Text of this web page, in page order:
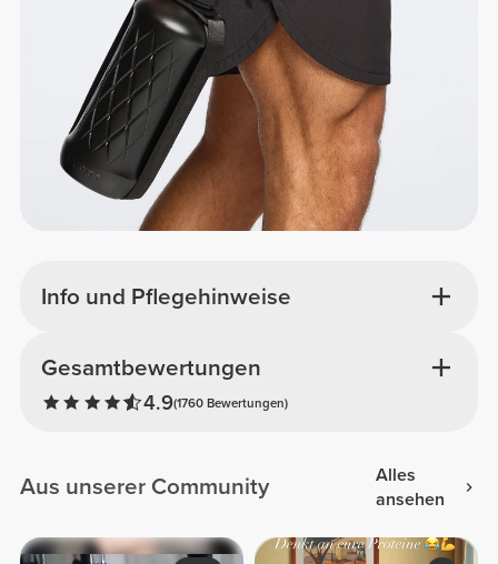
Info und Pflegehinweise
Gesamtbewertungen
4.9(1760 Bewertungen)
Aus unserer Community
Alles
ansehen